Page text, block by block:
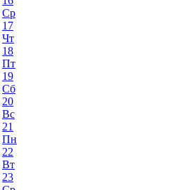
Ср
17
Чт
18
Пт
19
Сб
20
Вс
21
Пн
22
Вт
23